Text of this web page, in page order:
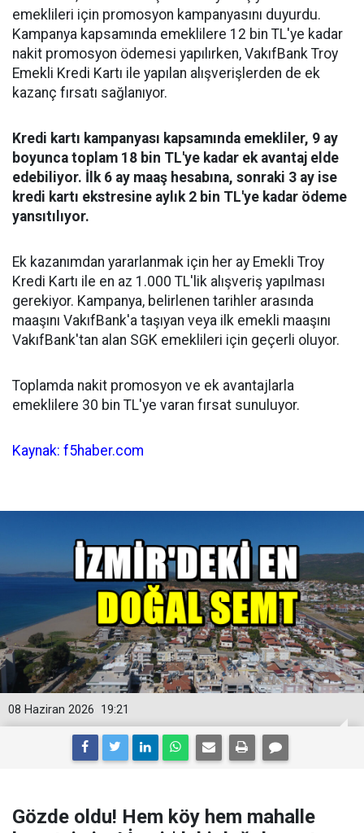
emeklileri için promosyon kampanyasını duyurdu.
Kampanya kapsamında emeklilere 12 bin TL'ye kadar
nakit promosyon ödemesi yapılırken, VakıfBank Troy
Emekli Kredi Kartı ile yapılan alışverişlerden de ek
kazanç fırsatı sağlanıyor.
Kredi kartı kampanyası kapsamında emekliler, 9 ay
boyunca toplam 18 bin TL'ye kadar ek avantaj elde
edebiliyor. İlk 6 ay maaş hesabına, sonraki 3 ay ise
kredi kartı ekstresine aylık 2 bin TL'ye kadar ödeme
yansıtılıyor.
Ek kazanımdan yararlanmak için her ay Emekli Troy
Kredi Kartı ile en az 1.000 TL'lik alışveriş yapılması
gerekiyor. Kampanya, belirlenen tarihler arasında
maaşını VakıfBank'a taşıyan veya ilk emekli maaşını
VakıfBank'tan alan SGK emeklileri için geçerli oluyor.
Toplamda nakit promosyon ve ek avantajlarla
emeklilere 30 bin TL'ye varan fırsat sunuluyor.
Kaynak: f5haber.com
19:21
08 Haziran 2026
Gözde oldu! Hem köy hem mahalle